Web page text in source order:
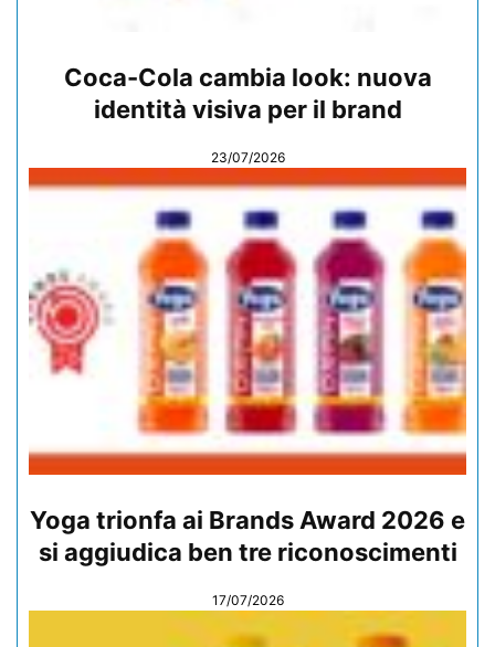
Coca-Cola cambia look: nuova
identità visiva per il brand
23/07/2026
Yoga trionfa ai Brands Award 2026 e
si aggiudica ben tre riconoscimenti
17/07/2026